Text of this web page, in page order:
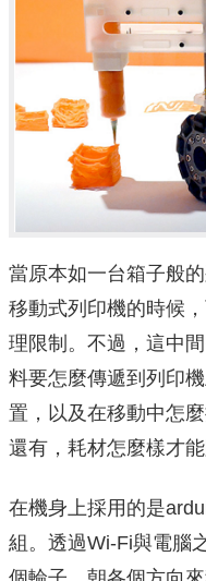
當原本如一台箱子般
移動式列印機的時候
理限制。不過，這中
料要怎麼傳遞到列印
置，以及在移動中怎
還有，耗材怎麼樣才
在機身上採用的是
組。透過Wi-Fi與電腦